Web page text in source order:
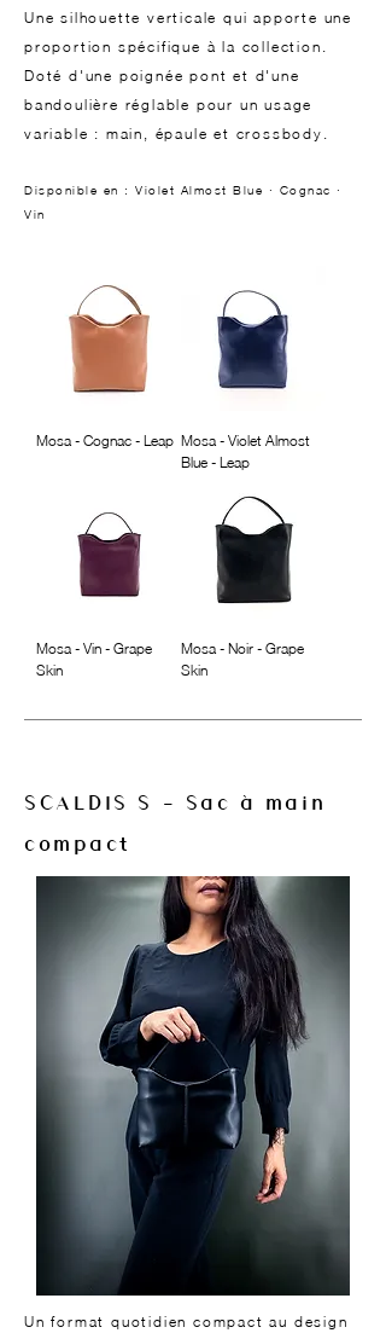
Une silhouette verticale qui apporte une
proportion spécifique à la collection.
Doté d'une poignée pont et d'une
bandoulière réglable pour un usage
variable : main, épaule et crossbody.
Disponible en : Violet Almost Blue · Cognac ·
Vin
Mosa - Cognac - Leap Mosa - Violet Almost
Blue - Leap
Mosa - Vin - Grape
Skin
Mosa - Noir - Grape
Skin
SCALDIS S - Sac à main
compact
Un format quotidien compact au design